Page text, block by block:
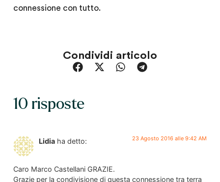
connessione con tutto.
Condividi articolo
10 risposte
Lidia ha detto: 23 Agosto 2016 alle 9:42 AM
Caro Marco Castellani GRAZIE.
Grazie per la condivisione di questa connessione tra terra